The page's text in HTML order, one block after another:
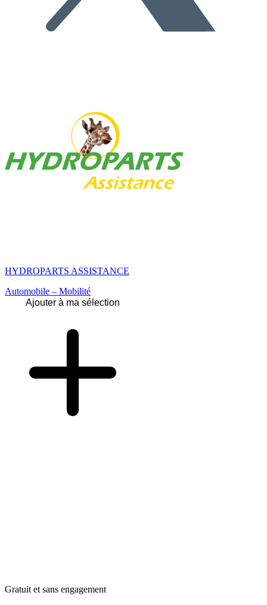
HYDROPARTS ASSISTANCE
Automobile – Mobilité
Ajouter à ma sélection
Gratuit et sans engagement